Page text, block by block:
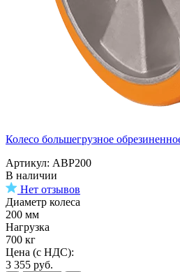
Колесо большегрузное
Артикул: ABP200
В наличии
Нет отзывов
Диаметр колеса
200 мм
Нагрузка
700 кг
Цена (с НДС):
3 355 руб.